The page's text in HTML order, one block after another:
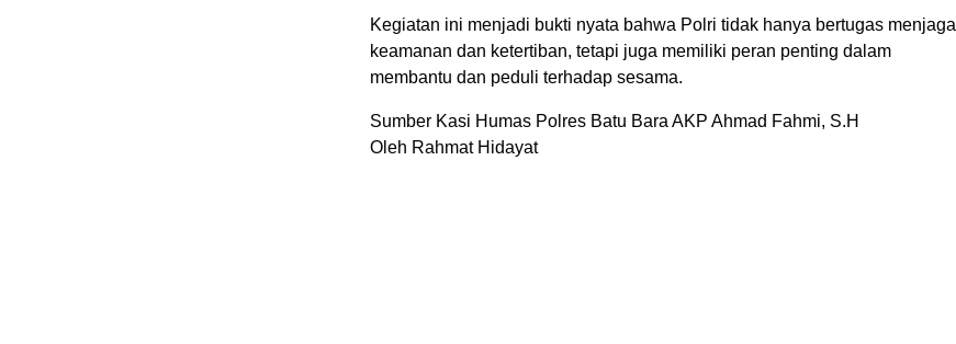
Kegiatan ini menjadi bukti nyata bahwa Polri tidak hanya bertugas menjaga
keamanan dan ketertiban, tetapi juga memiliki peran penting dalam
membantu dan peduli terhadap sesama.
Sumber Kasi Humas Polres Batu Bara AKP Ahmad Fahmi, S.H
Oleh Rahmat Hidayat